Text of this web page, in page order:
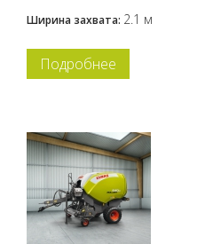
Ширина захвата: 2.1 м
Подробнее